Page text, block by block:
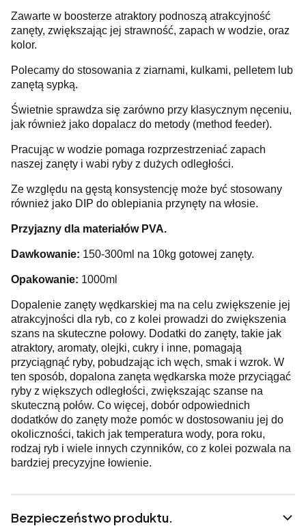
Zawarte w boosterze atraktory podnoszą atrakcyjność
zanęty, zwiększając jej strawność, zapach w wodzie, oraz
kolor.
Polecamy do stosowania z ziarnami, kulkami, pelletem lub
zanętą sypką.
Świetnie sprawdza się zarówno przy klasycznym nęceniu,
jak również jako dopalacz do metody (method feeder).
Pracując w wodzie pomaga rozprzestrzeniać zapach
naszej zanęty i wabi ryby z dużych odległości.
Ze względu na gęstą konsystencję może być stosowany
również jako DIP do oblepiania przynęty na włosie.
Przyjazny dla materiałów PVA.
Dawkowanie: 150-300ml na 10kg gotowej zanęty.
Opakowanie: 1000ml
Dopalenie zanęty wędkarskiej ma na celu zwiększenie jej
atrakcyjności dla ryb, co z kolei prowadzi do zwiększenia
szans na skuteczne połowy. Dodatki do zanęty, takie jak
atraktory, aromaty, olejki, cukry i inne, pomagają
przyciągnąć ryby, pobudzając ich węch, smak i wzrok. W
ten sposób, dopalona zanęta wędkarska może przyciągać
ryby z większych odległości, zwiększając szanse na
skuteczną połów. Co więcej, dobór odpowiednich
dodatków do zanęty może pomóc w dostosowaniu jej do
okoliczności, takich jak temperatura wody, pora roku,
rodzaj ryb i wiele innych czynników, co z kolei pozwala na
bardziej precyzyjne łowienie.
Bezpieczeństwo produktu.